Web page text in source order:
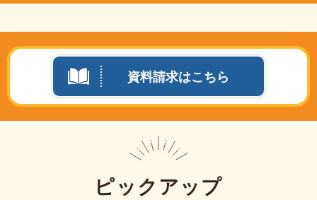
資料請求はこちら
ピックアップ